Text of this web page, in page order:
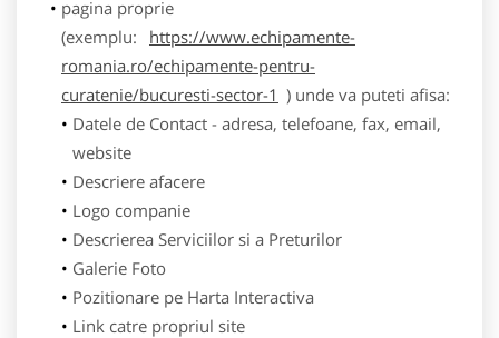
pagina proprie
(exemplu:
https://www.echipamente-
romania.ro/echipamente-pentru-
curatenie/bucuresti-sector-1 ) unde va puteti afisa:
Datele de Contact - adresa, telefoane, fax, email,
website
Descriere afacere
Logo companie
Descrierea Serviciilor si a Preturilor
Galerie Foto
Pozitionare pe Harta Interactiva
Link catre propriul site